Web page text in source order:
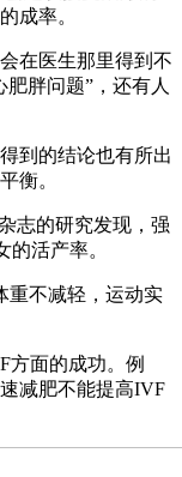
成率。
在医生那里得到不
胖问题”，还有人
到的结论也有所出
衡。
志的研究发现，强
活产率。
重不减轻，运动实
方面的成功。例
减肥不能提高IVF